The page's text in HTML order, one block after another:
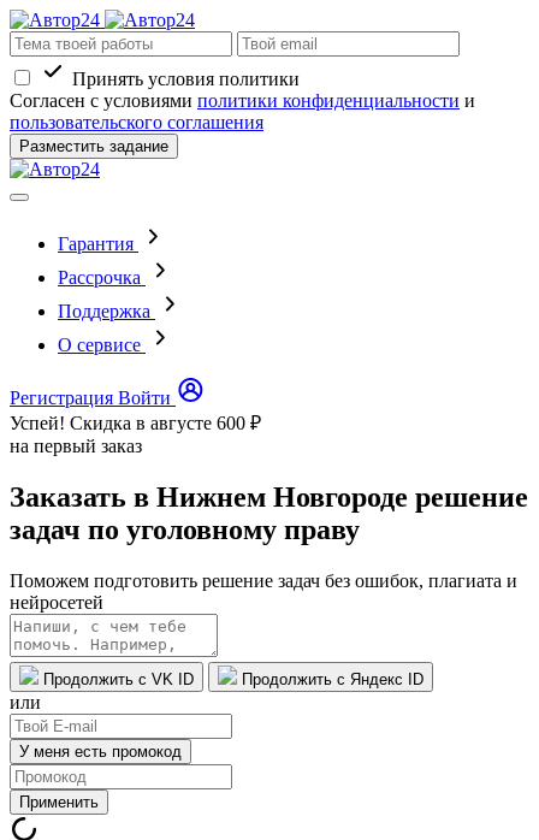
Принять условия политики
Согласен с условиями политики конфиденциальности и
пользовательского соглашения
Разместить задание
Гарантия
Рассрочка
Поддержка
О сервисе
Регистрация Войти
Успей! Скидка в августе 600 ₽
на первый заказ
Заказать в Нижнем Новгороде решение
задач по уголовному праву
Поможем подготовить решение задач без ошибок, плагиата и
нейросетей
Продолжить с VK ID Продолжить с Яндекс ID
или
У меня есть промокод
Применить